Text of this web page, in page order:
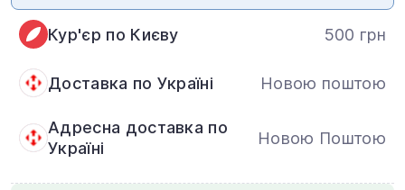
Кур'єр по Києву 500 грн
Доставка по Україні Новою поштою
Адресна доставка по
Україні
Новою Поштою